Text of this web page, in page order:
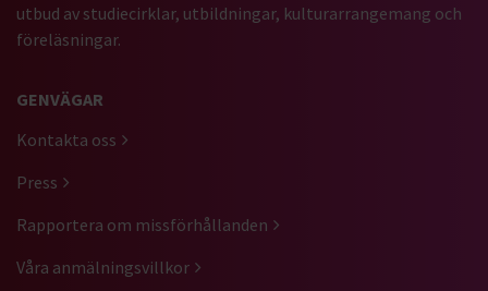
utbud av studiecirklar, utbildningar, kulturarrangemang och
föreläsningar.
GENVÄGAR
Kontakta oss
Press
Rapportera om missförhållanden
Våra anmälningsvillkor